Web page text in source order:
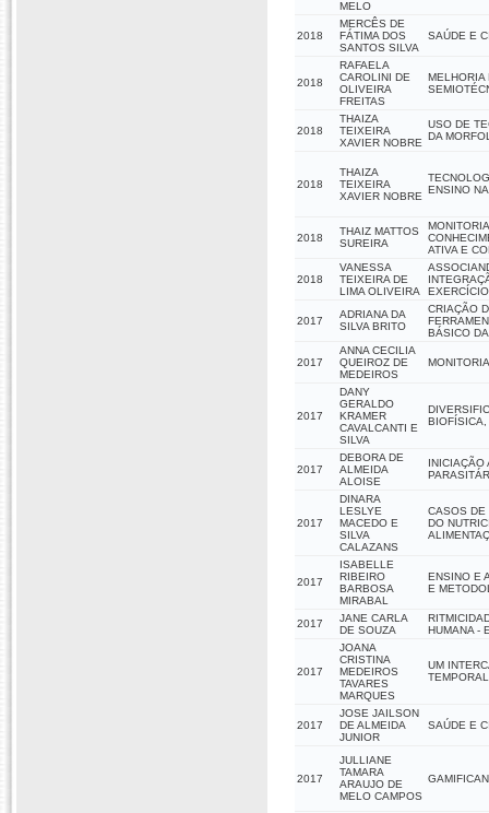
MELO
2018
MERCÊS DE
FÁTIMA DOS
SANTOS SILVA
SAÚDE E
2018
RAFAELA
CAROLINI DE
OLIVEIRA
FREITAS
MELHORIA
2018
THAIZA
TEIXEIRA
XAVIER NOBRE
USO DE
DA
2018
THAIZA
TEIXEIRA
XAVIER NOBRE
ENSINO
2018
THAIZ MATTOS
SUREIRA
ATIVA E
2018
VANESSA
TEIXEIRA DE
LIMA OLIVEIRA
2017
ADRIANA DA
SILVA BRITO
CRIAÇÃO
BÁSICO
2017
ANNA CECILIA
QUEIROZ DE
MEDEIROS
2017
DANY
GERALDO
KRAMER
CAVALCANTI E
SILVA
BIOFÍSICA,
2017
DEBORA DE
ALMEIDA
ALOISE
INICIAÇÃO
2017
DINARA
LESLYE
MACEDO E
SILVA
CALAZANS
CASOS DE
DO
2017
ISABELLE
RIBEIRO
BARBOSA
MIRABAL
ENSINO E
E
2017
JANE CARLA
DE SOUZA
HUMANA -
2017
JOANA
CRISTINA
MEDEIROS
TAVARES
MARQUES
UM
2017
JOSE JAILSON
DE ALMEIDA
JUNIOR
SAÚDE E
2017
JULLIANE
TAMARA
ARAUJO DE
MELO CAMPOS